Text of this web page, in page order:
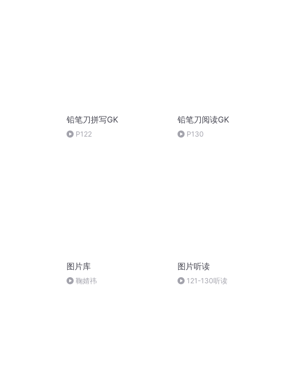
铅笔刀拼写GK
P122
铅笔刀阅读GK
P130
图片库
鞠婧祎
图片听读
121-130听读